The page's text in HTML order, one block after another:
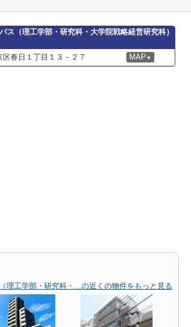
ス（理工学部・研究科・大学院戦略経営研究科）
区春日１丁目１３－２７ MAP ▼
理工学部・研究科・...の近くの物件をもっと見る